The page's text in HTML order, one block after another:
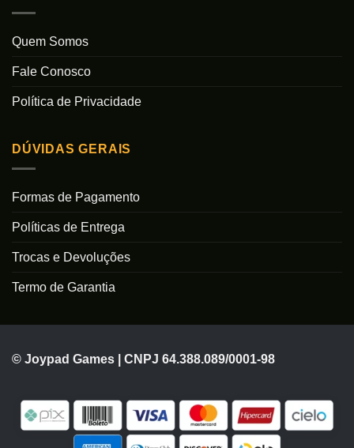
Quem Somos
Fale Conosco
Política de Privacidade
DÚVIDAS GERAIS
Formas de Pagamento
Políticas de Entrega
Trocas e Devoluções
Termo de Garantia
© Joypad Games | CNPJ 64.388.089/0001-98